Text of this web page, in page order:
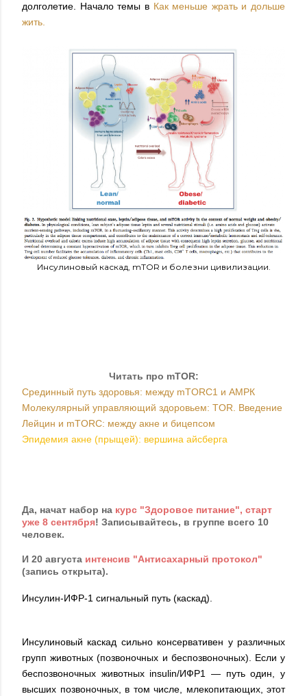
долголетие. Начало темы в Как меньше жрать и дольше
жить.
Инсулиновый каскад, mTOR и болезни цивилизации.
Читать про mTOR:
Срединный путь здоровья: между mTORC1 и АМРК
Молекулярный управляющий здоровьем: TOR. Введение
Лейцин и mTORС: между акне и бицепсом
Эпидемия акне (прыщей): вершина айсберга
Да, начат набор на курс "Здоровое питание", старт
уже 8 сентября! Записывайтесь, в группе всего 10
человек.
И 20 августа интенсив "Антисахарный протокол"
(запись открыта).
Инсулин-ИФР-1 сигнальный путь (каскад).
Инсулиновый каскад сильно консервативен у различных
групп животных (позвоночных и беспозвоночных). Если у
беспозвоночных животных insulin/ИФР1 — путь один, у
высших позвоночных, в том числе, млекопитающих, этот